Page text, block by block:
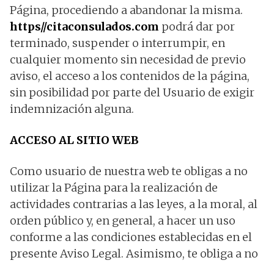
Página, procediendo a abandonar la misma.
https//citaconsulados.com podrá dar por
terminado, suspender o interrumpir, en
cualquier momento sin necesidad de previo
aviso, el acceso a los contenidos de la página,
sin posibilidad por parte del Usuario de exigir
indemnización alguna.
ACCESO AL SITIO WEB
Como usuario de nuestra web te obligas a no
utilizar la Página para la realización de
actividades contrarias a las leyes, a la moral, al
orden público y, en general, a hacer un uso
conforme a las condiciones establecidas en el
presente Aviso Legal. Asimismo, te obliga a no